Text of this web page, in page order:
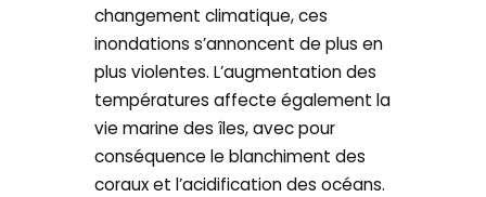
changement climatique, ces
inondations s’annoncent de plus en
plus violentes. L’augmentation des
températures affecte également la
vie marine des îles, avec pour
conséquence le blanchiment des
coraux et l’acidification des océans.